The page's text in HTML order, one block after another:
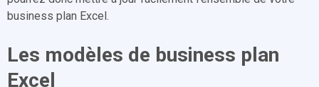
business plan Excel.
Les modèles de business plan
Excel